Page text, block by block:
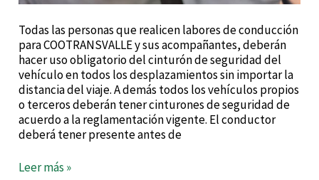
Todas las personas que realicen labores de conducción
para COOTRANSVALLE y sus acompañantes, deberán
hacer uso obligatorio del cinturón de seguridad del
vehículo en todos los desplazamientos sin importar la
distancia del viaje. A demás todos los vehículos propios
o terceros deberán tener cinturones de seguridad de
acuerdo a la reglamentación vigente. El conductor
deberá tener presente antes de
Leer más »